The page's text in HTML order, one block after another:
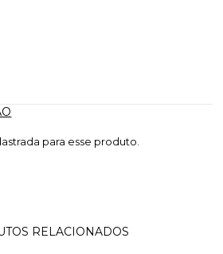
para esse produto.
RELACIONADOS